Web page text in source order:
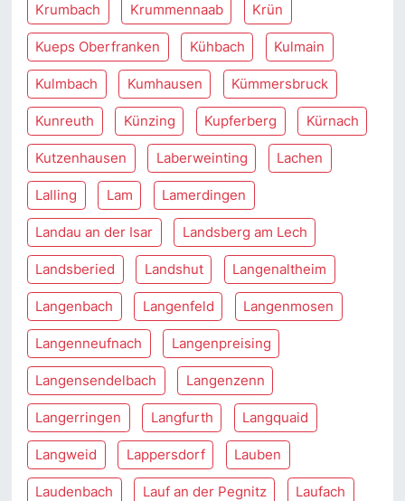
Krumbach Krummennaab Krün
Kueps Oberfranken Kühbach Kulmain
Kulmbach Kumhausen Kümmersbruck
Kunreuth Künzing Kupferberg Kürnach
Kutzenhausen Laberweinting Lachen
Lalling Lam Lamerdingen
Landau an der Isar Landsberg am Lech
Landsberied Landshut Langenaltheim
Langenbach Langenfeld Langenmosen
Langenneufnach Langenpreising
Langensendelbach Langenzenn
Langerringen Langfurth Langquaid
Langweid Lappersdorf Lauben
Laudenbach Lauf an der Pegnitz Laufach